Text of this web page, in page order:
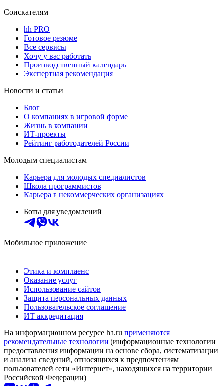
Соискателям
hh PRO
Готовое резюме
Все сервисы
Хочу у вас работать
Производственный календарь
Экспертная рекомендация
Новости и статьи
Блог
О компаниях в игровой форме
Жизнь в компании
ИТ-проекты
Рейтинг работодателей России
Молодым специалистам
Карьера для молодых специалистов
Школа программистов
Карьера в некоммерческих организациях
Боты для уведомлений
Мобильное приложение
Этика и комплаенс
Оказание услуг
Использование сайтов
Защита персональных данных
Пользовательское соглашение
ИТ аккредитация
На информационном ресурсе hh.ru применяются
рекомендательные технологии (информационные технологии
предоставления информации на основе сбора, систематизации
и анализа сведений, относящихся к предпочтениям
пользователей сети «Интернет», находящихся на территории
Российской Федерации)